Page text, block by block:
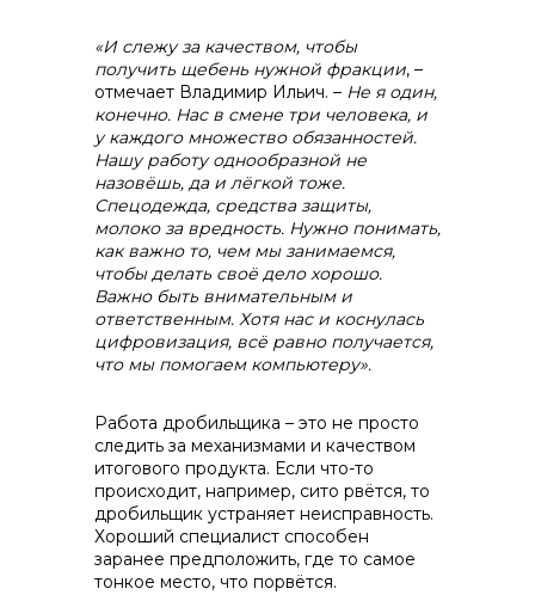
Контакты
+7 (423) 234 50 50
«И слежу за качеством, чтобы
получить щебень нужной фракции, –
отмечает Владимир Ильич. – Не я один,
конечно. Нас в смене три человека, и
у каждого множество обязанностей.
Нашу работу однообразной не
назовёшь, да и лёгкой тоже.
Спецодежда, средства защиты,
молоко за вредность. Нужно понимать,
как важно то, чем мы занимаемся,
чтобы делать своё дело хорошо.
Важно быть внимательным и
ответственным. Хотя нас и коснулась
цифровизация, всё равно получается,
что мы помогаем компьютеру».
Работа дробильщика – это не просто
следить за механизмами и качеством
итогового продукта. Если что-то
происходит, например, сито рвётся, то
дробильщик устраняет неисправность.
Хороший специалист способен
заранее предположить, где то самое
тонкое место, что порвётся.